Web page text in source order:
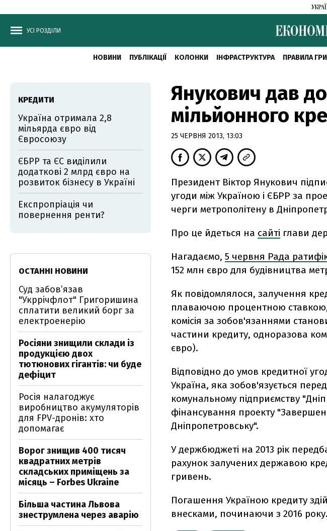
УСІ РОЗДІЛИ
НОВИНИ ПУБЛІКАЦІЇ КОЛОНКИ ІНФРАСТРУКТУРА ПРАВИЛА ГРИ
Янукович дав
мільйонного
25 ЧЕРВНЯ 2013, 13:03
Президент Віктор Янукович
угоди між Україною і ЄБРР за
черги метрополітену в
Про це йдеться на сайті глави
Нагадаємо, 5 червня Рада
152 млн євро для будівництва
Як повідомлялося, залучення
плаваючою процентною
комісія за зобов'язаннями
частини кредиту, одноразова
євро).
Відповідно до умов кредитної
Україна, яка зобов'язується
комунальному підприємству
фінансування проекту
Дніпропетровську".
У держбюджеті на 2013 рік
рахунок залучених державою
гривень.
Погашення Україною кредиту
внесками, починаючи з 2016 року.
КРЕДИТИ
Україна отримала 2,8
мільярда євро від
Євросоюзу
ЄБРР та ЄС виділили
додаткові 2 млрд євро на
розвиток бізнесу в Україні
Експропріація чи
повернення ренти?
ОСТАННІ НОВИНИ
Суд забов’язав
"Укррічфлот" Григоришина
сплатити великий борг за
електроенерію
Росіяни знищили склади із
продукцією двох
тютюнових гігантів: чи буде
дефіцит
Росія налагоджує
виробництво акумуляторів
для FPV-дронів: хто
допомагає
Ворог знищив 400 тисяч
квадратних метрів
складських приміщень за
місяць – Forbes Ukraine
Більша частина Львова
знеструмлена через аварію